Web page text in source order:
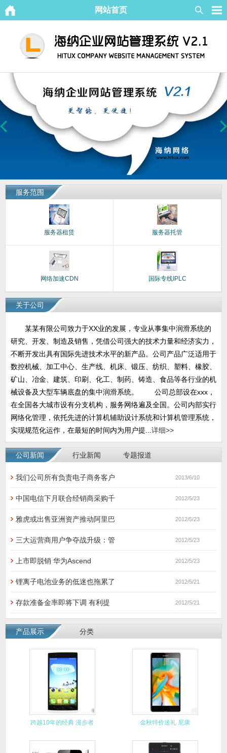
网站首页
服务范围
服务器租赁 服务器托管
网络加速CDN 国际专线IPLC
关于公司
某某有限公司致力于XX业的发展，专业从事集中润滑系统的
研究、开发、制造及销售，凭借公司强大的技术力量和经济实力，
不断开发出具有国际先进技术水平的新产品。公司产品广泛适用于
数控机械、加工中心、生产线、机床、锻压、纺织、塑料、橡胶、
矿山、冶金、建筑、印刷、化工、制药、铸造、食品等各行业的机
械设备及大型车辆底盘的集中润滑系统。 公司总部设在xxx，
在全国各大城市设有分支机构，服务网络遍及全国。公司内部实行
网络化管理，依托先进的计算机辅助设计系统和计算机管理系统，
实现规范化运作，在最短的时间内为用户提... 详细>>
公司新闻 行业新闻 专题报道
我们公司所有负责电子商务客户 2013/6/10
中国电信下月联合经销商采购千 2012/5/23
雅虎或出售亚洲资产推动阿里巴 2012/5/23
三大运营商用户争夺战升级：管 2012/5/23
上市即脱销 华为Ascend 2012/5/23
锂离子电池业务的低迷也拖累了 2012/5/21
存款准备金率即将下调 有利提 2012/5/21
产品展示 分类
跨越10年的经典 漫步者 金秋特价送礼 尼康